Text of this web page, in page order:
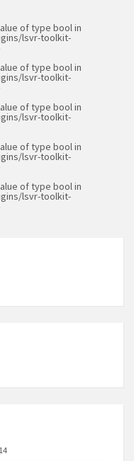
of type bool in
lsvr-toolkit-
of type bool in
lsvr-toolkit-
of type bool in
lsvr-toolkit-
of type bool in
lsvr-toolkit-
of type bool in
lsvr-toolkit-